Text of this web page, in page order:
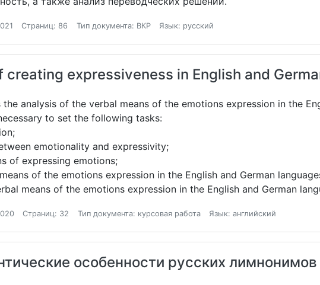
Страниц: 86 Тип документа: ВКР Язык: русский
creating expressiveness in English and
analysis of the verbal means of the emotions expression in the
to set the following tasks:
emotionality and expressivity;
of expressing emotions;
of the emotions expression in the English and German
means of the emotions expression in the English and German
Страниц: 32 Тип документа: курсовая работа Язык: английский
особенности русских лимнонимов